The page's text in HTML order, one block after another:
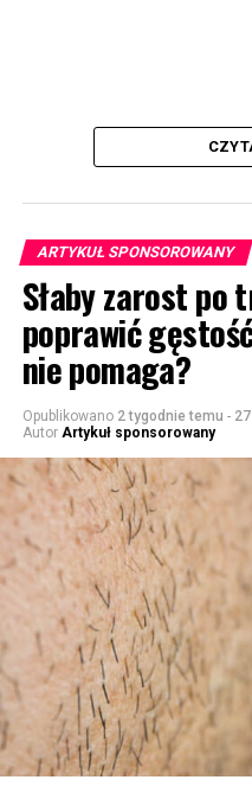
ARTYKUŁ SPONSOROWANY
Słaby zarost po
poprawić
nie pomaga?
Opublikowano 2 tygodnie temu -
Autor Artykuł sponsorowany